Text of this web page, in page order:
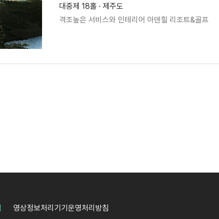
대중제 18홀 · 제주도
격조높은 서비스와 인테리어 아덴힐 리조트&골프
영상정보처리기기운영처리방침